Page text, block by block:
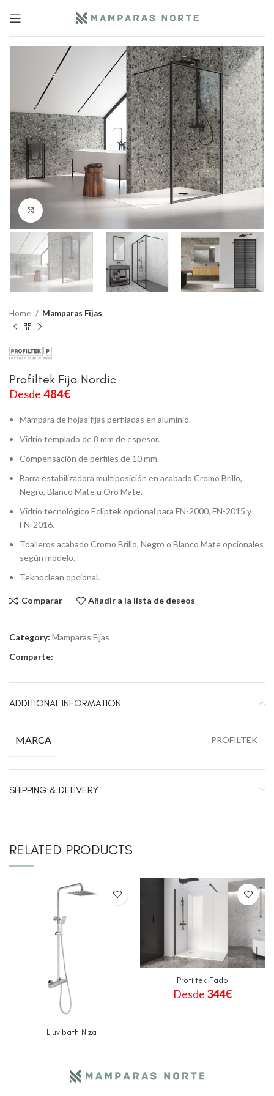
Home Mamparas Fijas
Profiltek Fija Nordic
Desde 484€
Mampara de hojas fijas perfiladas en aluminio.
Vidrio templado de 8 mm de espesor.
Compensación de perfiles de 10 mm.
Barra estabilizadora multiposición en acabado Cromo Brillo,
Negro, Blanco Mate u Oro Mate.
Vidrio tecnológico Ecliptek opcional para FN-2000, FN-2015 y
FN-2016.
Toalleros acabado Cromo Brillo, Negro o Blanco Mate opcionales
según modelo.
Teknoclean opcional.
Comparar Añadir a la lista de deseos
Category: Mamparas Fijas
Comparte:
ADDITIONAL INFORMATION
MARCA PROFILTEK
SHIPPING & DELIVERY
RELATED PRODUCTS
Lluvibath Niza
Profiltek Fado
Desde 344€